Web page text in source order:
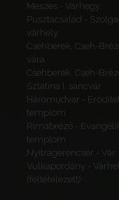
Meszes - Várhegy
Pusztacsalád -
várhely
Csehberek, Cseh-
vára
Csehberek, Cseh-
Szlatina I. sáncvár
Háromudvar -
templom
Rimabrézó -
templom
Nyitragerencsér - Vár
Vulkapordány -
(feltételezett)